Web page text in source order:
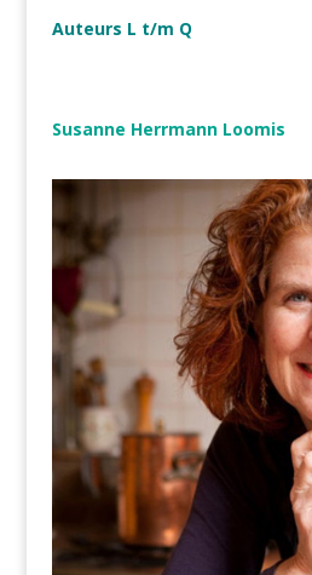
Auteurs L t/m Q
Susanne Herrmann Loomis